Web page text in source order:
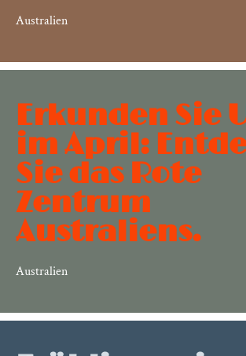
Australien
Australien
Erkunden Sie
im April:
Sie das Rote
Zentrum
Australiens.